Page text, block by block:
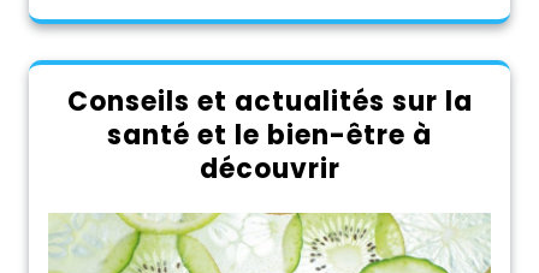
Conseils et actualités sur la
santé et le bien-être à
découvrir